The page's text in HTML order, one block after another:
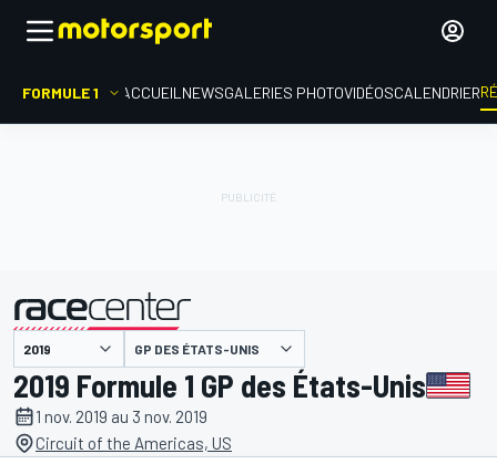
FORMULE 1 ACCUEIL NEWSGALERIES PHOTOVIDÉOSCALENDRIER
présenté par GP DES ÉTATS-UNIS
2019 Formule 1 GP des États-Unis
1 nov. 2019 au 3 nov. 2019
Circuit of the Americas, US